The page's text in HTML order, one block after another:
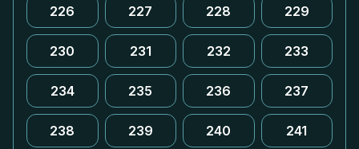
226 227 228 229
230 231 232 233
234 235 236 237
238 239 240 241